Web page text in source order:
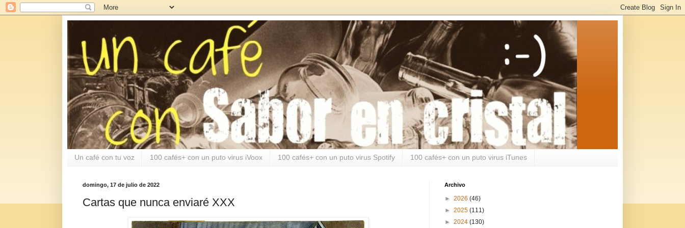
Un café con tu voz 100 cafés+ con un puto virus iVoox 100 cafés+ con un puto virus Spotify 100 cafés+ con un puto virus iTunes
domingo, 17 de julio de 2022
Cartas que nunca enviaré XXX
Archivo
► 2026 (46)
► 2025 (111)
► 2024 (130)